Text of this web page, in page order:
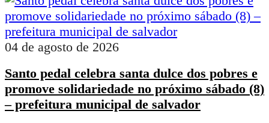
04 de agosto de 2026
Santo pedal celebra santa dulce dos pobres e
promove solidariedade no próximo sábado (8)
– prefeitura municipal de salvador